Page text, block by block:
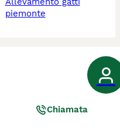
piemonte
Chiamata